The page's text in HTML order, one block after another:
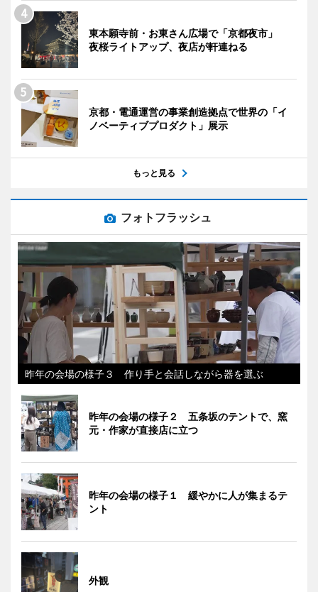
東本願寺前・お東さん広場で「京都夜市」
夜桜ライトアップ、夜店が軒連ねる
京都・電通運営の事業創造拠点で世界の「イ
ノベーティブプロダクト」展示
もっと見る
フォトフラッシュ
昨年の会場の様子３ 作り手と会話しながら器を選ぶ
昨年の会場の様子２ 五条坂のテントで、窯
元・作家が直接店に立つ
昨年の会場の様子１ 緩やかに人が集まるテ
ント
外観